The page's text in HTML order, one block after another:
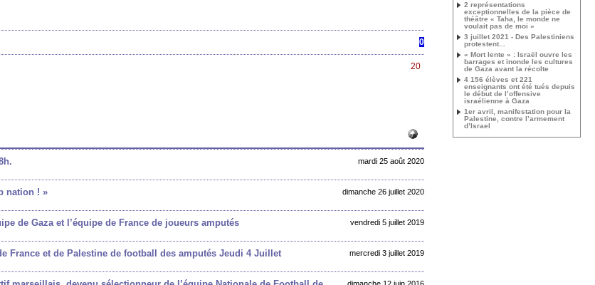
0
20
mardi 25 août 2020
dimanche 26 juillet 2020
nation ! »
vendredi 5 juillet 2019
de Gaza et l’équipe de France de joueurs amputés
mercredi 3 juillet 2019
France et de Palestine de football des amputés Jeudi 4 Juillet
2 représentations
exceptionnelles de la pièce de
théâtre « Taha, le monde ne
voulait pas de moi »
3 juillet 2021 - Des Palestiniens
protestent...
« Mort lente » : Israël ouvre les
barrages et inonde les cultures
de Gaza avant la récolte
4 156 élèves et 221
enseignants ont été tués depuis
le début de l’offensive
israélienne à Gaza
1er avril, manifestation pour la
Palestine, contre l’armement
d’Israel